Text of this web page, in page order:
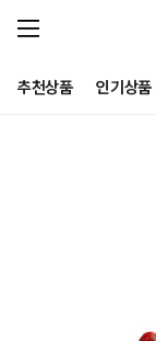
추천상품 인기상품